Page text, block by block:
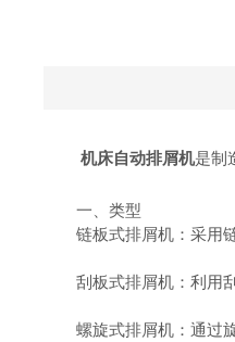
机床自动排屑机是制
一、类型
链板式排屑机：采用链
刮板式排屑机：利用刮
螺旋式排屑机：通过旋